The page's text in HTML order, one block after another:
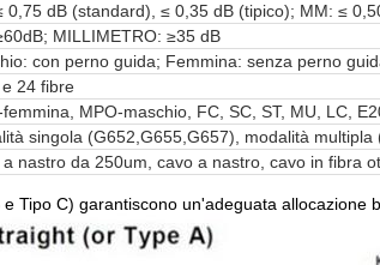
0,75 dB (standard), ≤ 0,35 dB (tipico); MM: ≤
MILLIMETRO: ≥35 dB
con perno guida; Femmina: senza perno
24 fibre
femmina, MPO-maschio, FC, SC, ST, MU, LC,
singola (G652,G655,G657), modalità
a nastro da 250um, cavo a nastro, cavo in fibra
Tipo C) garantiscono un'adeguata allocazione